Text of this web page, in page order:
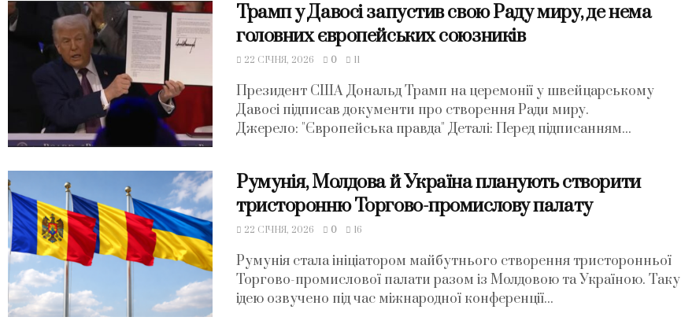
Трамп у Давосі запустив свою Раду миру, де нема
головних європейських союзників
22 СІЧНЯ, 2026 0 11
Президент США Дональд Трамп на церемонії у швейцарському
Давосі підписав документи про створення Ради миру.
Джерело: "Європейська правда" Деталі: Перед підписанням...
Румунія, Молдова й Україна планують створити
тристоронню Торгово-промислову палату
22 СІЧНЯ, 2026 0 16
Румунія стала ініціатором майбутнього створення тристоронньої
Торгово-промислової палати разом із Молдовою та Україною. Таку
ідею озвучено під час міжнародної конференції...